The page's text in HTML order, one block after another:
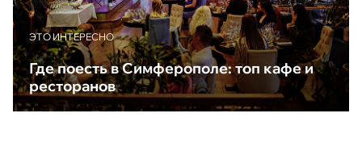
ЭТО ИНТЕРЕСНО
Где поесть в Симферополе: топ кафе и
ресторанов